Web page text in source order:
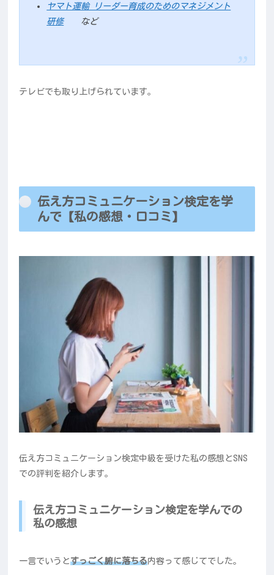
ヤマト運輸 リーダー育成のためのマネジメント
研修など
テレビでも取り上げられています。
伝え方コミュニケーション検定を学
んで【私の感想・口コミ】
伝え方コミュニケーション検定中級を受けた私の感想とSNS
での評判を紹介します。
伝え方コミュニケーション検定を学んでの
私の感想
一言でいうとすっごく腑に落ちる内容って感じてでした。